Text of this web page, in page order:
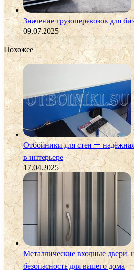
Значение грузоперевозок для
09.07.2025
Похожее
Отбойники для стен —
в интерьере
17.04.2025
Металлические входные двери:
безопасность для вашего дома